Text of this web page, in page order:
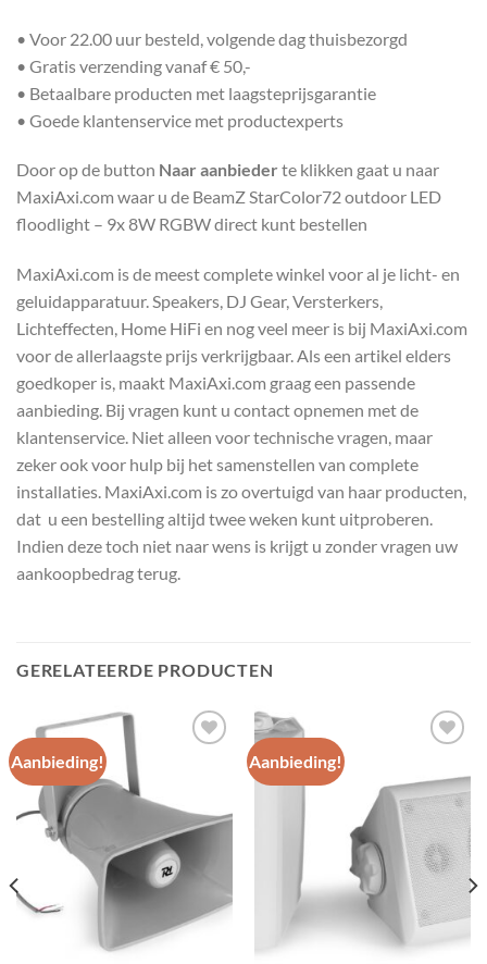
• Voor 22.00 uur besteld, volgende dag thuisbezorgd
• Gratis verzending vanaf € 50,-
• Betaalbare producten met laagsteprijsgarantie
• Goede klantenservice met productexperts
Door op de button Naar aanbieder te klikken gaat u naar
MaxiAxi.com waar u de BeamZ StarColor72 outdoor LED
floodlight – 9x 8W RGBW direct kunt bestellen
MaxiAxi.com is de meest complete winkel voor al je licht- en
geluidapparatuur. Speakers, DJ Gear, Versterkers,
Lichteffecten, Home HiFi en nog veel meer is bij MaxiAxi.com
voor de allerlaagste prijs verkrijgbaar. Als een artikel elders
goedkoper is, maakt MaxiAxi.com graag een passende
aanbieding. Bij vragen kunt u contact opnemen met de
klantenservice. Niet alleen voor technische vragen, maar
zeker ook voor hulp bij het samenstellen van complete
installaties. MaxiAxi.com is zo overtuigd van haar producten,
dat u een bestelling altijd twee weken kunt uitproberen.
Indien deze toch niet naar wens is krijgt u zonder vragen uw
aankoopbedrag terug.
GERELATEERDE PRODUCTEN
Aanbieding!
aan
wenslijst
Aanbieding!
Toevoegen